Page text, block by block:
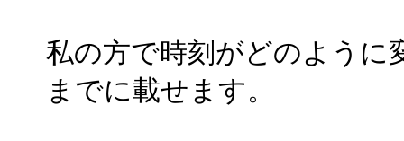
私の方で時刻がどのように
までに載せます。